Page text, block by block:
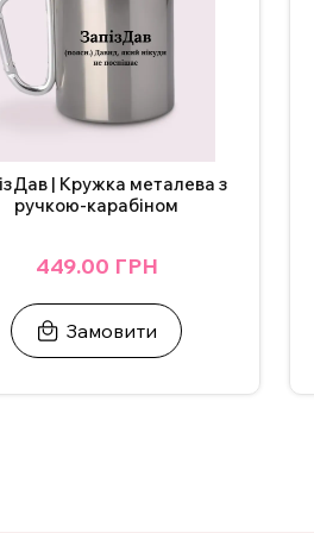
| Кружка металева з
ручкою-карабіном
449.00 ГРН
Замовити